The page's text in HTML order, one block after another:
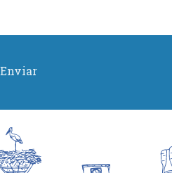
Enviar